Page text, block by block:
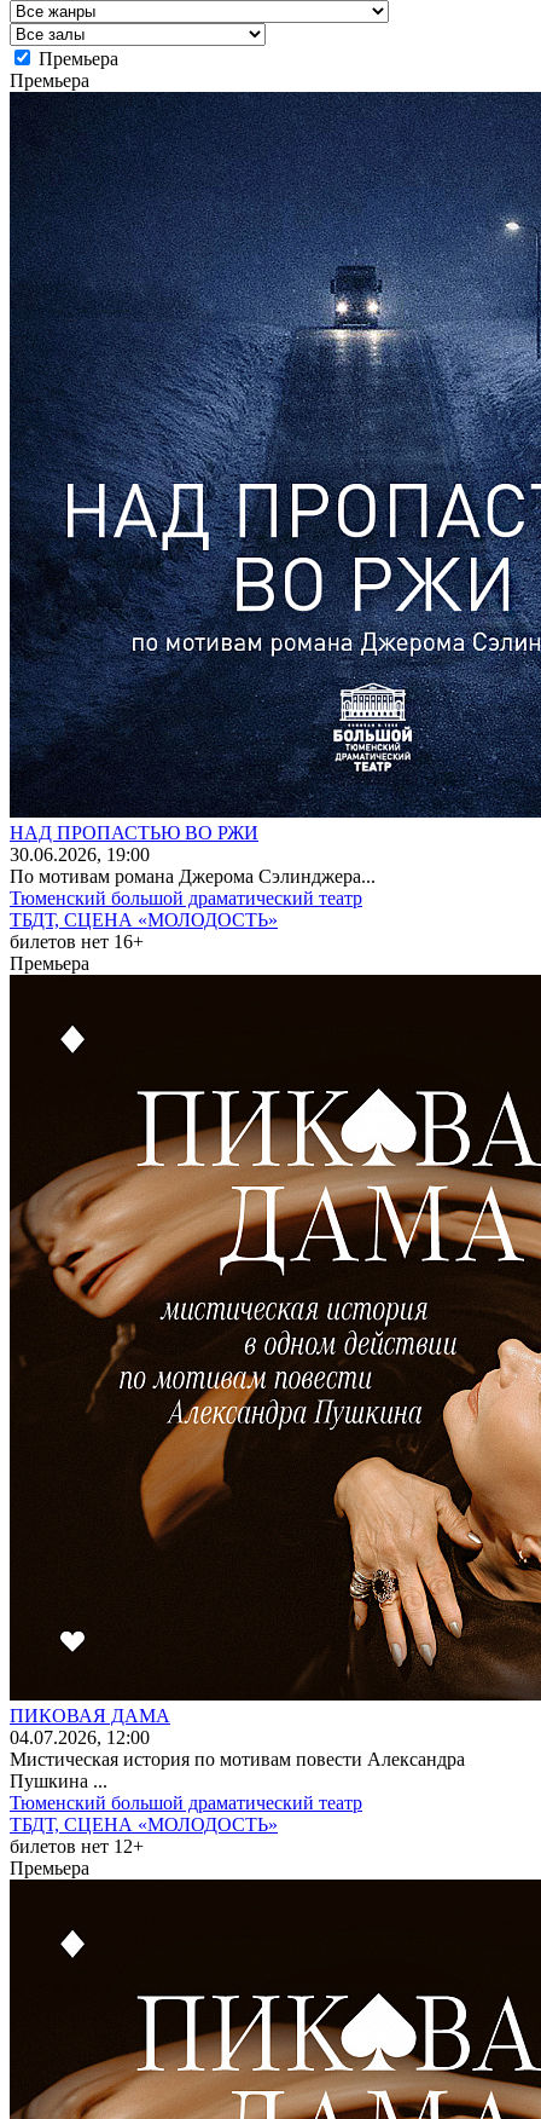
Премьера
Премьера
НАД ПРОПАСТЬЮ ВО РЖИ
30.06.2026, 19:00
По мотивам романа Джерома Сэлинджера...
Тюменский большой драматический театр
ТБДТ, СЦЕНА «МОЛОДОСТЬ»
билетов нет 16+
Премьера
ПИКОВАЯ ДАМА
04.07.2026, 12:00
Мистическая история по мотивам повести Александра
Пушкина ...
Тюменский большой драматический театр
ТБДТ, СЦЕНА «МОЛОДОСТЬ»
билетов нет 12+
Премьера